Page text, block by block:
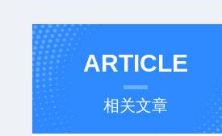
ARTICLE
相关文章